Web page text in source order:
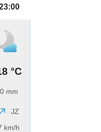
°C
0 mm
JZ
km/h